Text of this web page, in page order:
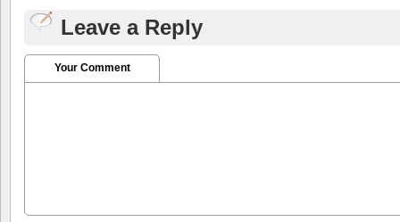
Leave a Reply
Your Comment